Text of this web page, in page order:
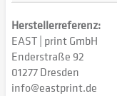
Herstellerreferenz:
EAST | print GmbH
Enderstraße 92
01277 Dresden
info@eastprint.de